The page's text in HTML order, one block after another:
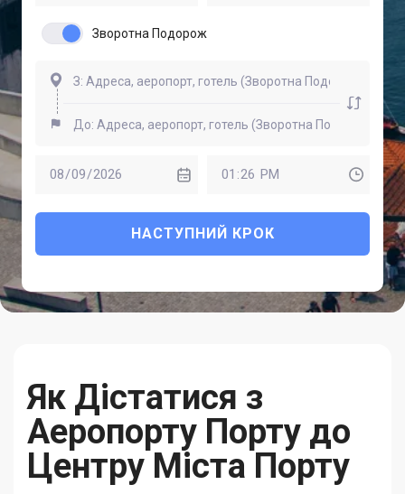
Зворотна Подорож
НАСТУПНИЙ КРОК
Як Дістатися з
Аеропорту Порту до
Центру Міста Порту